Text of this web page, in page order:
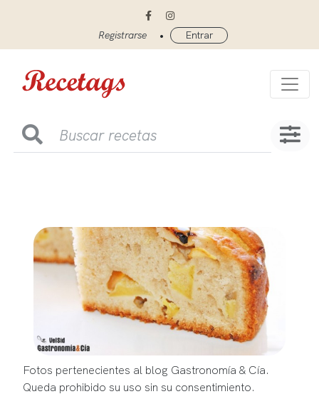
Registrarse • Entrar
Fotos pertenecientes al blog Gastronomía & Cía.
Queda prohibido su uso sin su consentimiento.